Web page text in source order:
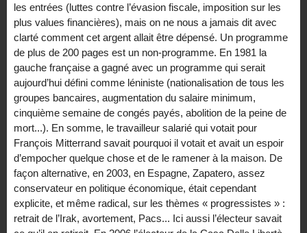
les entrées (luttes contre l’évasion fiscale, imposition sur les
plus values financières), mais on ne nous a jamais dit avec
clarté comment cet argent allait être dépensé. Un programme
de plus de 200 pages est un non-programme. En 1981 la
gauche française a gagné avec un programme qui serait
aujourd’hui défini comme léniniste (nationalisation de tous les
groupes bancaires, augmentation du salaire minimum,
cinquième semaine de congés payés, abolition de la peine de
mort...). En somme, le travailleur salarié qui votait pour
François Mitterrand savait pourquoi il votait et avait un espoir
d’empocher quelque chose et de le ramener à la maison. De
façon alternative, en 2003, en Espagne, Zapatero, assez
conservateur en politique économique, était cependant
explicite, et même radical, sur les thèmes « progressistes » :
retrait de l’Irak, avortement, Pacs... Ici aussi l’électeur savait